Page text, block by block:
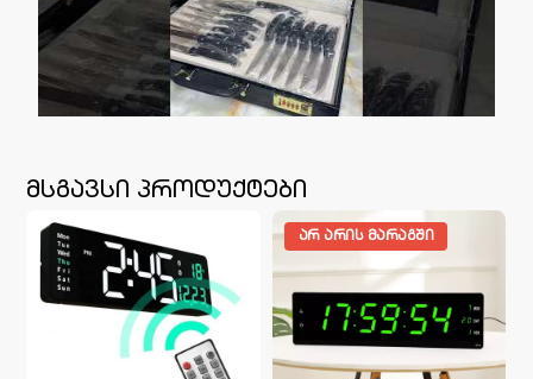
მსგავსი პროდუქტები
ᲐᲠ ᲐᲠᲘᲡ ᲛᲐᲠᲐᲒᲨᲘ